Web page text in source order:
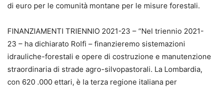
di euro per le comunità montane per le misure forestali.
FINANZIAMENTI TRIENNIO 2021-23 – “Nel triennio 2021-
23 – ha dichiarato Rolfi – finanzieremo sistemazioni
idrauliche-forestali e opere di costruzione e manutenzione
straordinaria di strade agro-silvopastorali. La Lombardia,
con 620 .000 ettari, è la terza regione italiana per